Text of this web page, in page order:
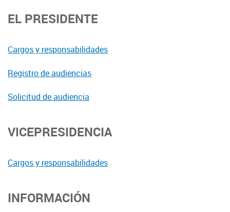
EL PRESIDENTE
Cargos y responsabilidades
Registro de audiencias
Solicitud de audiencia
VICEPRESIDENCIA
Cargos y responsabilidades
INFORMACIÓN